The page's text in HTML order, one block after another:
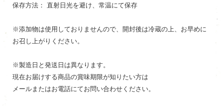
保存方法： 直射日光を避け、常温にて保存
※添加物は使用しておりませんので、開封後は冷蔵の上、お早めに
お召し上がりください。
※製造日と発送日は異なります。
現在お届けする商品の賞味期限が知りたい方は
メールまたはお電話にてお問い合わせください。